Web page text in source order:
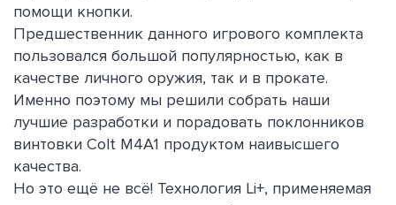
помощи кнопки.
Предшественник данного игрового комплекта
пользовался большой популярностью, как в
качестве личного оружия, так и в прокате.
Именно поэтому мы решили собрать наши
лучшие разработки и порадовать поклонников
винтовки Colt M4A1 продуктом наивысшего
качества.
Но это ещё не всё! Технология Li+, применяемая